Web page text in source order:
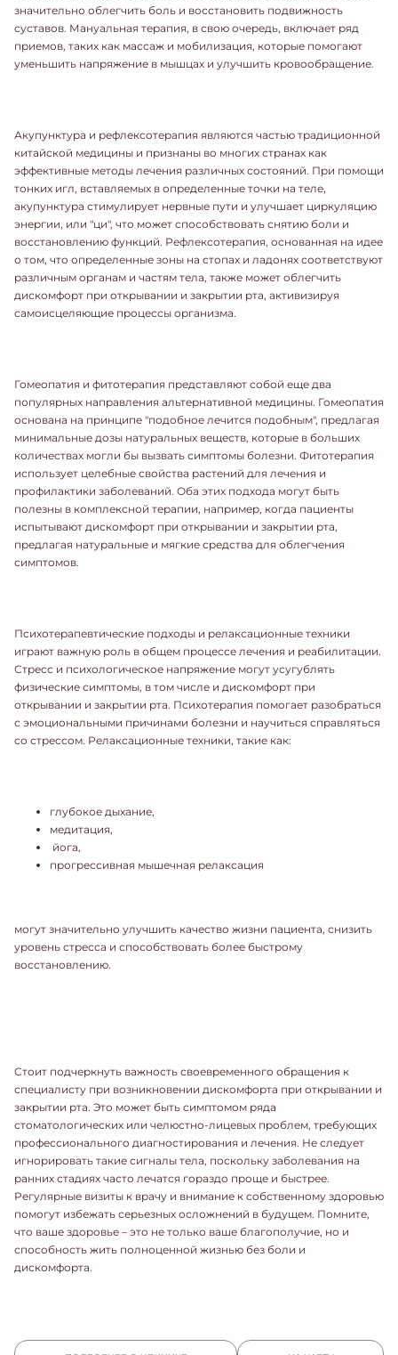
значительно облегчить боль и восстановить подвижность
суставов. Мануальная терапия, в свою очередь, включает ряд
приемов, таких как массаж и мобилизация, которые помогают
уменьшить напряжение в мышцах и улучшить кровообращение.
Акупунктура и рефлексотерапия являются частью традиционной
китайской медицины и признаны во многих странах как
эффективные методы лечения различных состояний. При помощи
тонких игл, вставляемых в определенные точки на теле,
акупунктура стимулирует нервные пути и улучшает циркуляцию
энергии, или "ци", что может способствовать снятию боли и
восстановлению функций. Рефлексотерапия, основанная на идее
о том, что определенные зоны на стопах и ладонях соответствуют
различным органам и частям тела, также может облегчить
дискомфорт при открывании и закрытии рта, активизируя
самоисцеляющие процессы организма.
Гомеопатия и фитотерапия представляют собой еще два
популярных направления альтернативной медицины. Гомеопатия
основана на принципе "подобное лечится подобным", предлагая
минимальные дозы натуральных веществ, которые в больших
количествах могли бы вызвать симптомы болезни. Фитотерапия
использует целебные свойства растений для лечения и
профилактики заболеваний. Оба этих подхода могут быть
полезны в комплексной терапии, например, когда пациенты
испытывают дискомфорт при открывании и закрытии рта,
предлагая натуральные и мягкие средства для облегчения
симптомов.
Психотерапевтические подходы и релаксационные техники
играют важную роль в общем процессе лечения и реабилитации.
Стресс и психологическое напряжение могут усугублять
физические симптомы, в том числе и дискомфорт при
открывании и закрытии рта. Психотерапия помогает разобраться
с эмоциональными причинами болезни и научиться справляться
со стрессом. Релаксационные техники, такие как:
глубокое дыхание,
медитация,
йога,
прогрессивная мышечная релаксация
могут значительно улучшить качество жизни пациента, снизить
уровень стресса и способствовать более быстрому
восстановлению.
Стоит подчеркнуть важность своевременного обращения к
специалисту при возникновении дискомфорта при открывании и
закрытии рта. Это может быть симптомом ряда
стоматологических или челюстно-лицевых проблем, требующих
профессионального диагностирования и лечения. Не следует
игнорировать такие сигналы тела, поскольку заболевания на
ранних стадиях часто лечатся гораздо проще и быстрее.
Регулярные визиты к врачу и внимание к собственному здоровью
помогут избежать серьезных осложнений в будущем. Помните,
что ваше здоровье – это не только ваше благополучие, но и
способность жить полноценной жизнью без боли и
дискомфорта.